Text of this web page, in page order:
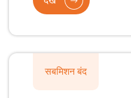
NGO, कॉमन सर्विस सेंटर
सबमिशन बंद